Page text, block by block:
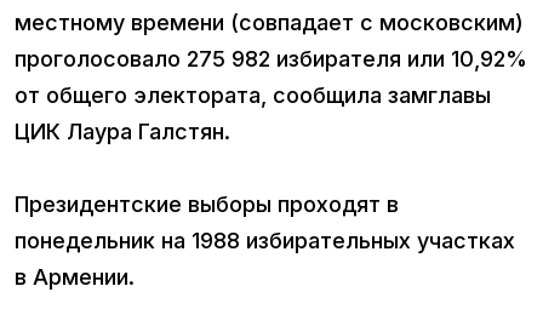
местному времени (совпадает с московским)
проголосовало 275 982 избирателя или 10,92%
от общего электората, сообщила замглавы
ЦИК Лаура Галстян.
Президентские выборы проходят в
понедельник на 1988 избирательных участках
в Армении.